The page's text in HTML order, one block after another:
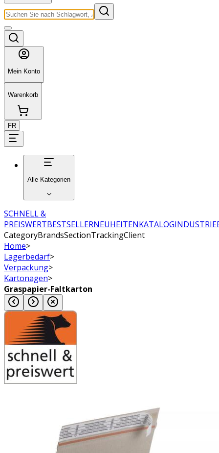
Mein Konto
Warenkorb
FR
Alle Kategorien
SCHNELL &
PREISWERTBESTSELLERNEUHEITENKATALOG
CategoryBrandsSectionTrackingClient
Home>
Lagerbedarf>
Verpackung>
Kartonagen>
Graspapier-Faltkarton